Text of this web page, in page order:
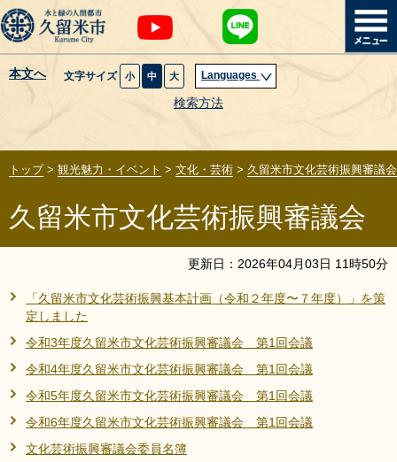
本文へ 文字サイズ 小 中 大 Languages
検索方法
暮らし・届出
健康・医療・福祉
観光魅力・イベント
計画・政策
サイトマップ 組織から探す
リンク集 利用ガイド
RSS
トップ> 観光魅力・イベント > 文化・芸術 > 久留米市文化芸術振興審議会
久留米市文化芸術振興審議会
更新日： 2026年04月03日 11時50分
「久留米市文化芸術振興基本計画（令和２年度〜７年度）」を策
定しました
令和3年度久留米市文化芸術振興審議会 第1回会議
令和4年度久留米市文化芸術振興審議会 第1回会議
令和5年度久留米市文化芸術振興審議会 第1回会議
令和6年度久留米市文化芸術振興審議会 第1回会議
文化芸術振興審議会委員名簿